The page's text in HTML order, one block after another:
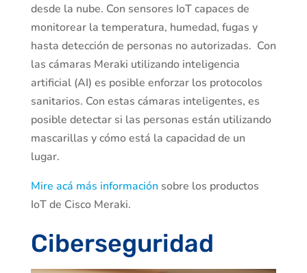
desde la nube. Con sensores IoT capaces de
monitorear la temperatura, humedad, fugas y
hasta detección de personas no autorizadas. Con
las cámaras Meraki utilizando inteligencia
artificial (AI) es posible enforzar los protocolos
sanitarios. Con estas cámaras inteligentes, es
posible detectar si las personas están utilizando
mascarillas y cómo está la capacidad de un
lugar.
Mire acá más información sobre los productos
IoT de Cisco Meraki.
Ciberseguridad